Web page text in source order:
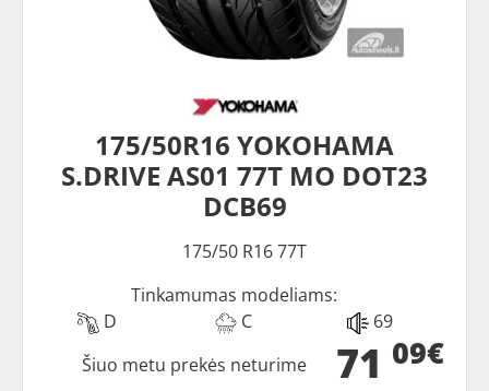
175/50R16 YOKOHAMA
S.DRIVE AS01 77T MO DOT23
DCB69
175/50 R16 77T
Tinkamumas modeliams:
D
C 69
71 09€
Šiuo metu prekės neturime